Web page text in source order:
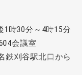
時30分～4時15分
会議室
鉄刈谷駅北口から